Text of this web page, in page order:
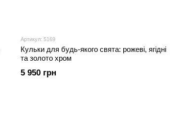
Артикул: 5169
Кульки для будь-якого свята: рожеві, ягідні
та золото хром
5 950 грн